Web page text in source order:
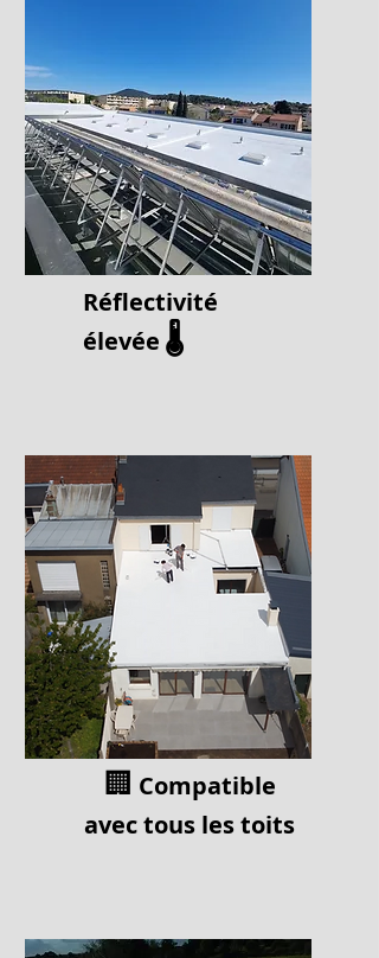
Réflectivité
élevée 🌡️
🏢 Compatible
avec tous les toits